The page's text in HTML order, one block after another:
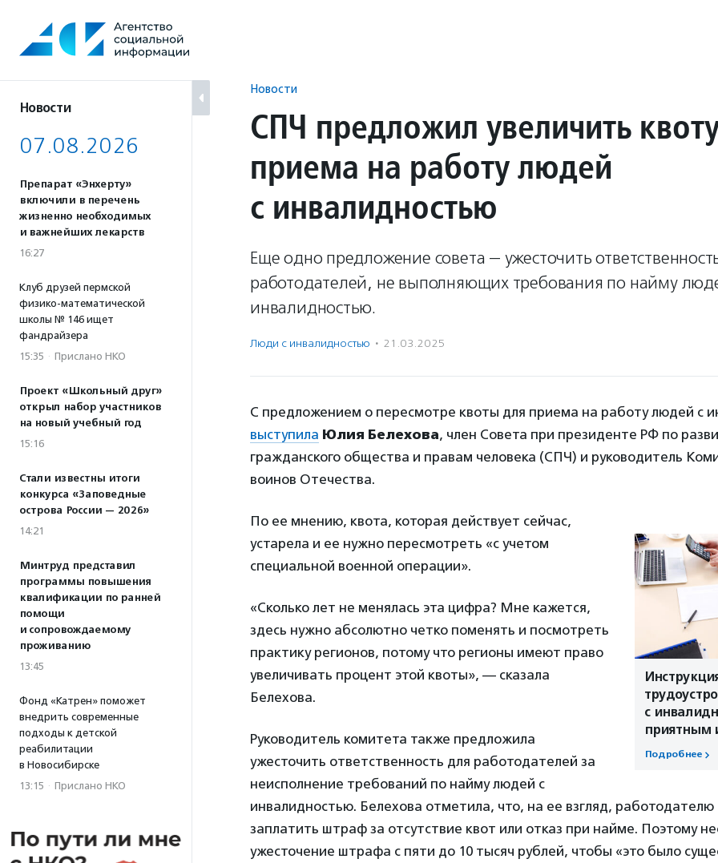
содержанию
Новости
07.08.2026
Препарат «Энхерту»
включили в перечень
жизненно необходимых
и важнейших лекарств
16:27
Клуб друзей пермской
физико-математической
школы № 146 ищет
фандрайзера
15:35 · Прислано НКО
Проект «Школьный друг»
открыл набор участников
на новый учебный год
15:16
Стали известны итоги
конкурса «Заповедные
острова России — 2026»
14:21
Минтруд представил
программы повышения
квалификации по ранней
помощи
и сопровождаемому
проживанию
13:45
Фонд «Катрен» поможет
внедрить современные
подходы к детской
реабилитации
в Новосибирске
13:15 · Прислано НКО
Новости
СПЧ предложил увеличить
приема на работу людей
с инвалидностью
Еще одно предложение совета — ужесточить
работодателей, не выполняющих требования по найму
инвалидностью.
Люди с инвалидностью · 21.03.2025
С предложением о пересмотре квоты для приема на работу людей с
выступила Юлия Белехова, член Совета при президенте РФ по
гражданского общества и правам человека (СПЧ) и руководитель
воинов Отечества.
с
приятным
Подробнее
По ее мнению, квота, которая действует сейчас,
устарела и ее нужно пересмотреть «с учетом
специальной военной операции».
«Сколько лет не менялась эта цифра? Мне кажется,
здесь нужно абсолютно четко поменять и посмотреть
практику регионов, потому что регионы имеют право
увеличивать процент этой квоты», — сказала
Белехова.
Руководитель комитета также предложила
ужесточить ответственность для работодателей за
неисполнение требований по найму людей с
инвалидностью. Белехова отметила, что, на ее взгляд,
заплатить штраф за отсутствие квот или отказ при найме. Поэтому
ужесточение штрафа с пяти до 10 тысяч рублей, чтобы «это было